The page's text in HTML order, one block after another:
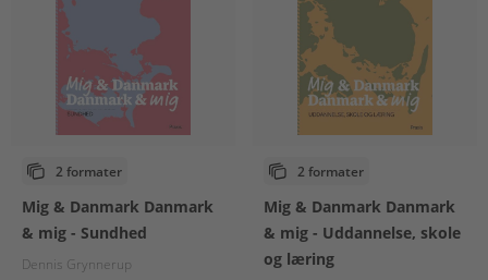
2 formater
Mig & Danmark Danmark
& mig - Sundhed
Dennis Grynnerup
2 formater
Mig & Danmark Danmark
& mig - Uddannelse, skole
og læring